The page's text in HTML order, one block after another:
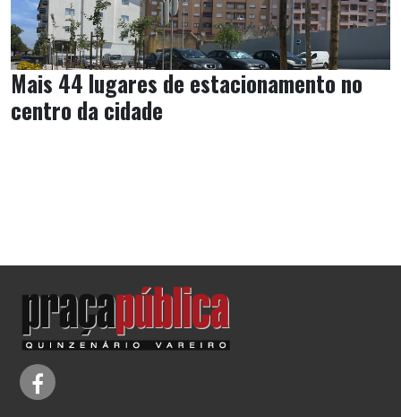
Mais 44 lugares de estacionamento no
centro da cidade